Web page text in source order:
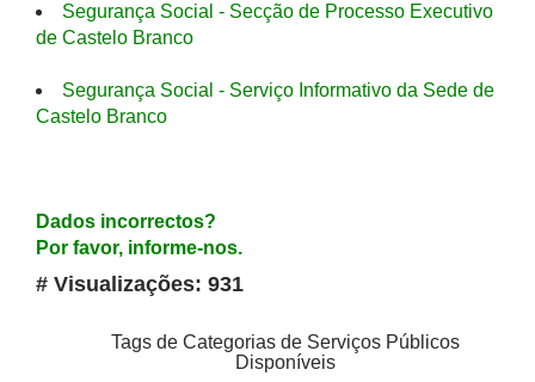
Segurança Social - Secção de Processo Executivo
de Castelo Branco
Segurança Social - Serviço Informativo da Sede de
Castelo Branco
Dados incorrectos?
Por favor, informe-nos.
# Visualizações: 931
Tags de Categorias de Serviços Públicos
Disponíveis